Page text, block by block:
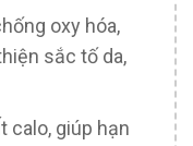
oxy hóa,
sắc tố da,
calo, giúp hạn